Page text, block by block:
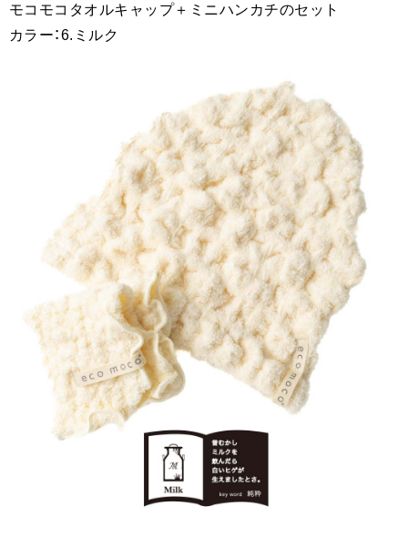
モコモコタオルキャップ＋ミニハンカチのセット
カラー：6.ミルク